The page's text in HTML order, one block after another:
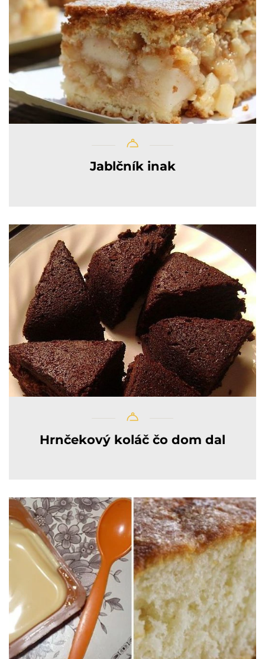
Jablčník inak
Hrnčekový koláč čo dom dal